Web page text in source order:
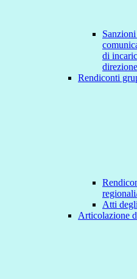
di
Rendiconti
Atti
Articolazione